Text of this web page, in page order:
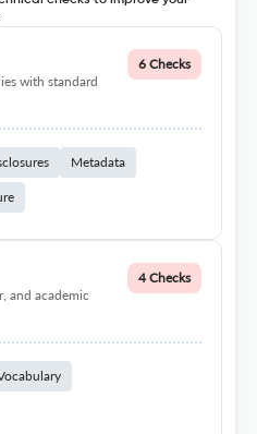
with standard
6 Checks
Metadata
and academic
4 Checks